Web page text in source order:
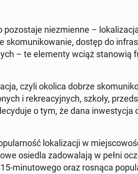
nie­zmien­ne –
sko­mu­ni­ko­wa­nie, dostęp do
– te ele­men­ty wciąż sta­no­wią
czyli okolica dobrze
i re­kre­acyj­nych, szkoły,
o tym, że dana in­we­sty­cja
lo­ka­li­za­cji w
osiedla za­do­wa­la­ją w pełni
mi­nu­to­we­go oraz rosnąca